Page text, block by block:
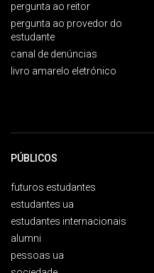
pergunta ao reitor
pergunta ao provedor do
estudante
canal de denúncias
livro amarelo eletrónico
PÚBLICOS
futuros estudantes
estudantes ua
estudantes internacionais
alumni
pessoas ua